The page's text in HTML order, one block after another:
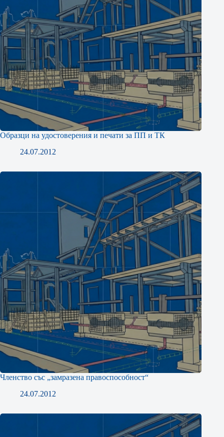
Образци на удостоверения и печати за ПП и ТК
24.07.2012
Членство със „замразена правоспособност“
24.07.2012